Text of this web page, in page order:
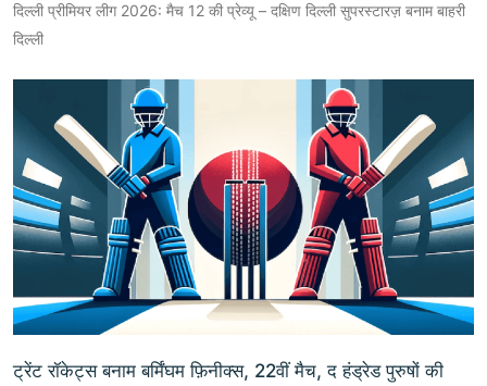
दिल्ली प्रीमियर लीग 2026: मैच 12 की प्रेव्यू – दक्षिण दिल्ली सुपरस्टारज़ बनाम बाहरी
दिल्ली
ट्रेंट रॉकेट्स बनाम बर्मिंघम फ़िनीक्स, 22वीं मैच, द हंड्रेड पुरुषों की